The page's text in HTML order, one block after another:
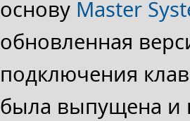
основу Master
обновленная
подключения
была выпущена и